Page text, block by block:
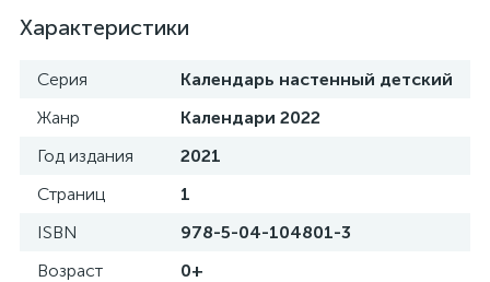
Характеристики
Серия
Календарь настенный детский
Жанр
Календари 2022
Год издания
2021
Страниц
1
ISBN
978-5-04-104801-3
Возраст
0+